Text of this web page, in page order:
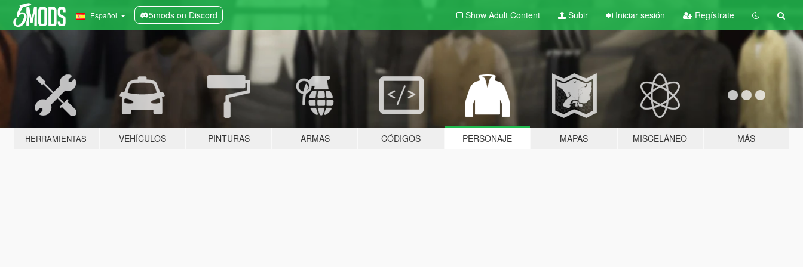
Español 5mods on Discord Show Adult Content Subir Iniciar sesión Regístrate
HERRAMIENTAS VEHÍCULOS PINTURAS ARMAS CÓDIGOS PERSONAJE MAPAS MISCELÁNEO MÁS